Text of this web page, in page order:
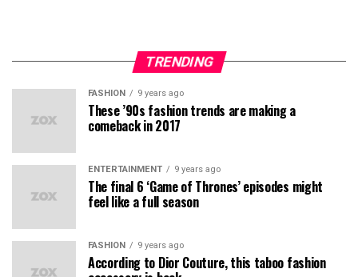
TRENDING
FASHION 9 years ago
These ’90s fashion trends are making a
comeback in 2017
ENTERTAINMENT 9 years ago
The final 6 ‘Game of Thrones’ episodes might
feel like a full season
FASHION 9 years ago
According to Dior Couture, this taboo fashion